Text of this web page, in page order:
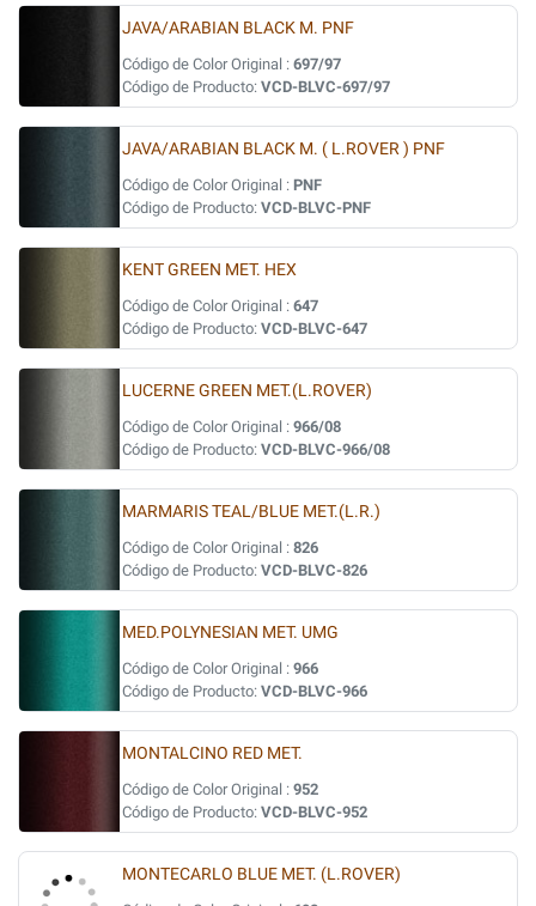
JAVA/ARABIAN BLACK M. PNF
Código de Color Original : 697/97
Código de Producto: VCD-BLVC-697/97
JAVA/ARABIAN BLACK M. ( L.ROVER ) PNF
Código de Color Original : PNF
Código de Producto: VCD-BLVC-PNF
KENT GREEN MET. HEX
Código de Color Original : 647
Código de Producto: VCD-BLVC-647
LUCERNE GREEN MET.(L.ROVER)
Código de Color Original : 966/08
Código de Producto: VCD-BLVC-966/08
MARMARIS TEAL/BLUE MET.(L.R.)
Código de Color Original : 826
Código de Producto: VCD-BLVC-826
MED.POLYNESIAN MET. UMG
Código de Color Original : 966
Código de Producto: VCD-BLVC-966
MONTALCINO RED MET.
Código de Color Original : 952
Código de Producto: VCD-BLVC-952
MONTECARLO BLUE MET. (L.ROVER)